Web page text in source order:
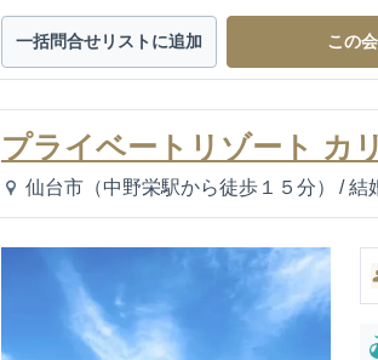
一括問合せリストに追加 この
プライベートリゾート カ
仙台市（中野栄駅から徒歩１５分） / 結